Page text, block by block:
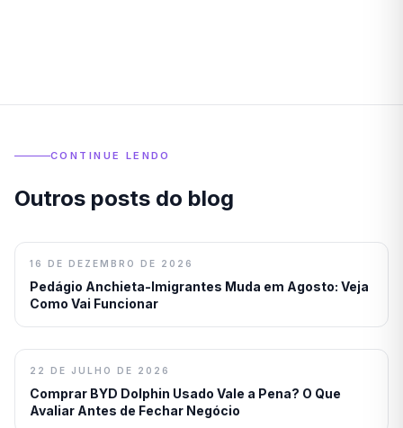
CONTINUE LENDO
Outros posts do blog
16 DE DEZEMBRO DE 2026
Pedágio Anchieta-Imigrantes Muda em Agosto: Veja
Como Vai Funcionar
22 DE JULHO DE 2026
Comprar BYD Dolphin Usado Vale a Pena? O Que
Avaliar Antes de Fechar Negócio